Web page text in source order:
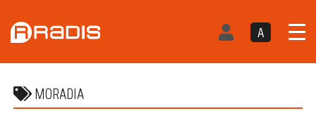
A
MORADIA